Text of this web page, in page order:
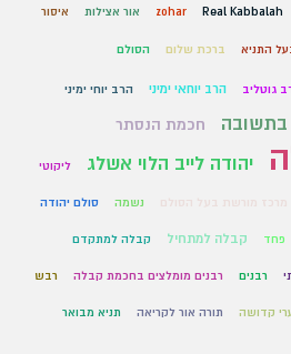
Real Kabbalah
zohar אור אצילות איסור
התניא ברכת שלום הסולם
גוטליב הרב יוחאי ימיני הרב יוחי ימיני
בתשובה חכמת הנסתר
יהודה לייב הלוי אשלג ליקוטי
נשמה סולם יהודה
פחד קבלה למתחיל קבלה למתקדם
רבנים רבנים מומלצים בחכמת קבלה רבש
קדושה תורה אור לקריאה תניא מבואר